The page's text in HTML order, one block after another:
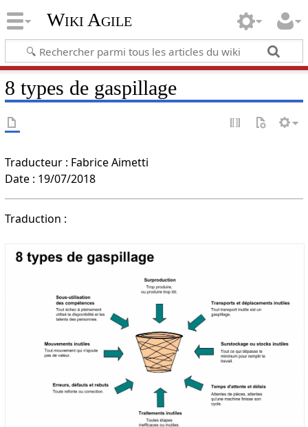
Wiki Agile
8 types de gaspillage
Traducteur : Fabrice Aimetti
Date : 19/07/2018
Traduction :